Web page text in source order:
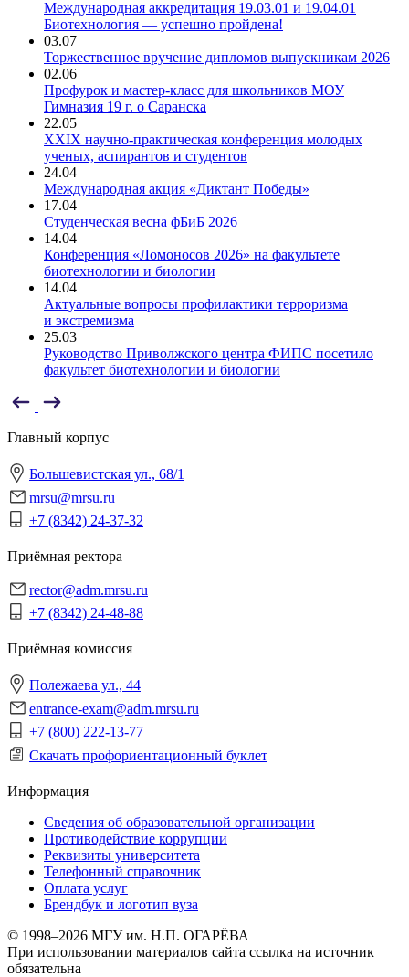
Международная аккредитация 19.03.01 и 19.04.01
Биотехнология — успешно пройдена!
03.07
Торжественное вручение дипломов выпускникам 2026
02.06
Профурок и мастер-класс для школьников МОУ
Гимназия 19 г. о Саранска
22.05
XXIX научно-практическая конференция молодых
ученых, аспирантов и студентов
24.04
Международная акция «Диктант Победы»
17.04
Студенческая весна фБиБ 2026
14.04
Конференция «Ломоносов 2026» на факультете
биотехнологии и биологии
14.04
Актуальные вопросы профилактики терроризма
и экстремизма
25.03
Руководство Приволжского центра ФИПС посетило
факультет биотехнологии и биологии
Главный корпус
Большевистская ул., 68/1
mrsu@mrsu.ru
+7 (8342) 24-37-32
Приёмная ректора
rector@adm.mrsu.ru
+7 (8342) 24-48-88
Приёмная комиссия
Полежаева ул., 44
entrance-exam@adm.mrsu.ru
+7 (800) 222-13-77
Скачать профориентационный буклет
Информация
Сведения об образовательной организации
Противодействие коррупции
Реквизиты университета
Телефонный справочник
Оплата услуг
Брендбук и логотип вуза
© 1998–2026 МГУ им. Н.П. ОГАРЁВА
При использовании материалов сайта ссылка на источник
обязательна